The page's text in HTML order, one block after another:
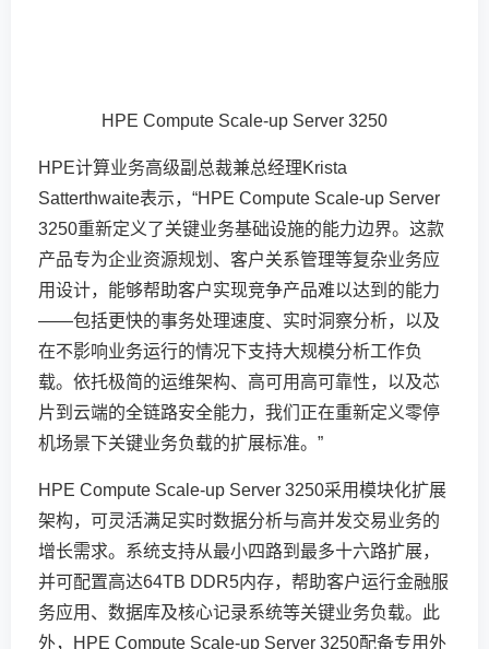
HPE Compute Scale-up Server 3250
HPE计算业务高级副总裁兼总经理Krista
Satterthwaite表示，“HPE Compute Scale-up Server
3250重新定义了关键业务基础设施的能力边界。这款
产品专为企业资源规划、客户关系管理等复杂业务应
用设计，能够帮助客户实现竞争产品难以达到的能力
——包括更快的事务处理速度、实时洞察分析，以及
在不影响业务运行的情况下支持大规模分析工作负
载。依托极简的运维架构、高可用高可靠性，以及芯
片到云端的全链路安全能力，我们正在重新定义零停
机场景下关键业务负载的扩展标准。”
HPE Compute Scale-up Server 3250采用模块化扩展
架构，可灵活满足实时数据分析与高并发交易业务的
增长需求。系统支持从最小四路到最多十六路扩展，
并可配置高达64TB DDR5内存，帮助客户运行金融服
务应用、数据库及核心记录系统等关键业务负载。此
外，HPE Compute Scale-up Server 3250配备专用外